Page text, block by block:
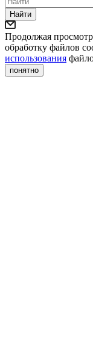
Найти
Продолжая просмотр
обработку файлов
использования
понятно